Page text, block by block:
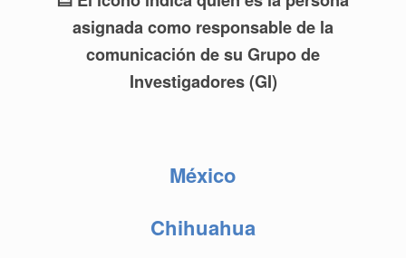
asignada como responsable de la
comunicación de su Grupo de
Investigadores (GI)
México
Chihuahua